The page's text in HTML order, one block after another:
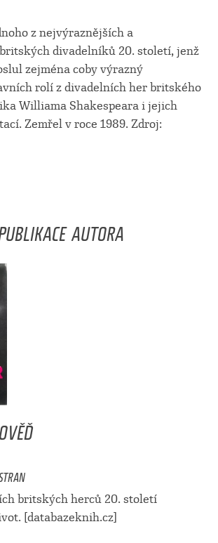
z nejvýraznějších a
divadelníků 20. století, jenž
zejména coby výrazný
rolí z divadelních her britského
Williama Shakespeara i jejich
Zemřel v roce 1989. Zdroj:
AUTORA
britských herců 20. století
[databazeknih.cz]